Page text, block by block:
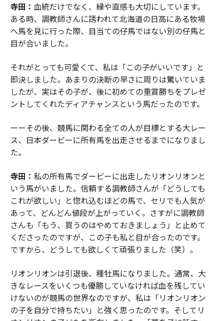
寺田： 血統だけでなく、縁や直感も大切にしています。
ある時、調教師さんに誘われて北海道の日高にある牧場
へ馬を見に行った際、目当ての仔馬ではない別の仔馬と
目が合いました。
それがとっても可愛くて、私は「この子がいいです」と
即決しました。あまりの決断の早さに周りは驚いていま
したが、実はその子が、後に初めての重賞勝ちをプレゼ
ントしてくれたディアチャンスという馬だったのです。
ーーその後、競馬に関わる全ての人が目標とする大レー
ス、日本ダービーに所有馬を出走させるまでになりまし
た。
寺田： 私の所有馬でダービーに出走したリオンリオンと
いう馬がいました。信頼する調教師さんが「どうしても
これが欲しい」と惚れ込むほどの馬で、セリでも人気が
あって、どんどん値段が上がっていく。さすがに調教師
さんも「もう、買うのはやめておきましょう」と止めて
くださったのですが、この子も私と目が合ったのです。
ですから、どうしても欲しくて頑張りました（笑）。
リオンリオンは引退後、種牡馬になりました。通常、大
きなレースをいくつも優勝していなければ血を残してい
けないのが競馬の世界なのですが、私は「リオンリオン
の子を自分で持ちたい」と強く思ったのです。そしてリ